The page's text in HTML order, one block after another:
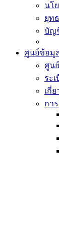
นโ
ยุท
บัญ
ศูนย์ข้อมู
ศูน
ระ
เกี่
กา